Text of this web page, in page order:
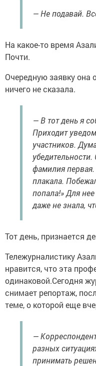
— Не подавай.
На какое-то время
Почти.
Очередную заявку она
ничего не сказала.
— В тот день я
Приходит
участников.
фамилия
плакала.
попала!» Для
даже не знала,
Тот день, признается
Тележурналистику
нравится, что эта
одинаковой.Сегодня
снимает репортаж,
теме, о которой еще
—
разных
принимать